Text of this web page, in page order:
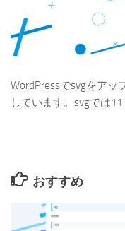
WordPressでsvgをアッ
しています。svgでは11
おすすめ